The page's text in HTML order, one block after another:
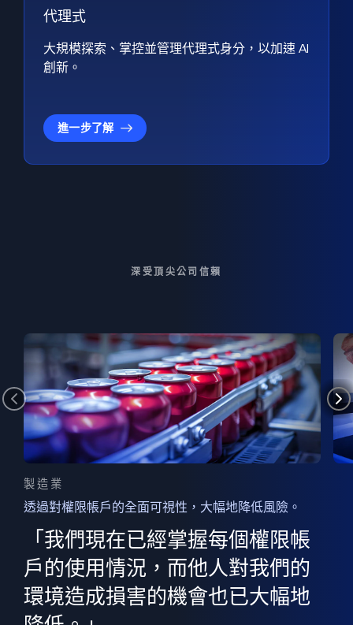
代理式
大規模探索、掌控並管理代理式身分，以加速 AI
創新。
進一步了解
深受頂尖公司信賴
製造業
透過對權限帳戶的全面可視性，大幅地降低風險。
「我們現在已經掌握每個權限帳
戶的使用情況，而他人對我們的
環境造成損害的機會也已大幅地